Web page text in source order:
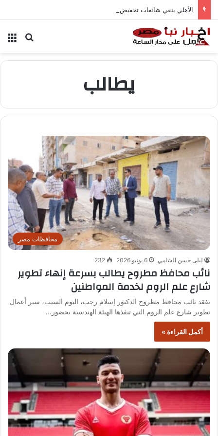
الأهلي ينفي شائعات تخفيض عقود زيزو والشناوي
بحث
يطالب
محافظات مصر
ليلى حسن الشامي 6 يونيو 2026 232
نائب محافظ مطروح يطالب بسرعة إنهاء تطوير
شارع علم الروم لخدمة المواطنين
تفقد نائب محافظ مطروح الدكتور إسلام رجب، اليوم السبت، سير أعمال
تطوير شارع علم الروم التي تنفذها الهيئة الهندسية بحضور…
أكمل القراءة »